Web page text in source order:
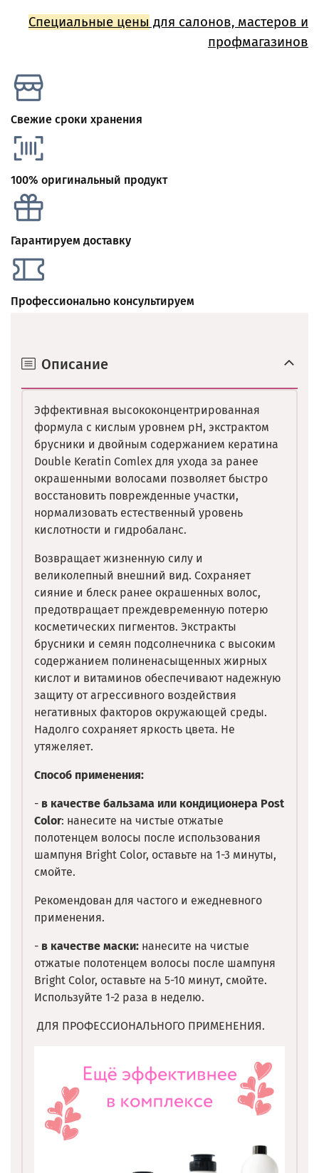
Специальные цены для салонов, мастеров и
профмагазинов
Свежие сроки хранения
100% оригинальный продукт
Гарантируем доставку
Профессионально консультируем
Описание
Эффективная высококонцентрированная
формула с кислым уровнем рН, экстрактом
брусники и двойным содержанием кератина
Double Keratin Comlex для ухода за ранее
окрашенными волосами позволяет быстро
восстановить поврежденные участки,
нормализовать естественный уровень
кислотности и гидробаланс.
Возвращает жизненную силу и
великолепный внешний вид. Сохраняет
сияние и блеск ранее окрашенных волос,
предотвращает преждевременную потерю
косметических пигментов. Экстракты
брусники и семян подсолнечника с высоким
содержанием полиненасыщенных жирных
кислот и витаминов обеспечивают надежную
защиту от агрессивного воздействия
негативных факторов окружающей среды.
Надолго сохраняет яркость цвета. Не
утяжеляет.
Способ применения:
- в качестве бальзама или кондиционера Post
Color: нанесите на чистые отжатые
полотенцем волосы после использования
шампуня Bright Color, оставьте на 1-3 минуты,
смойте.
Рекомендован для частого и ежедневного
применения.
- в качестве маски: нанесите на чистые
отжатые полотенцем волосы после шампуня
Bright Color, оставьте на 5-10 минут, смойте.
Используйте 1-2 раза в неделю.
ДЛЯ ПРОФЕССИОНАЛЬНОГО ПРИМЕНЕНИЯ.